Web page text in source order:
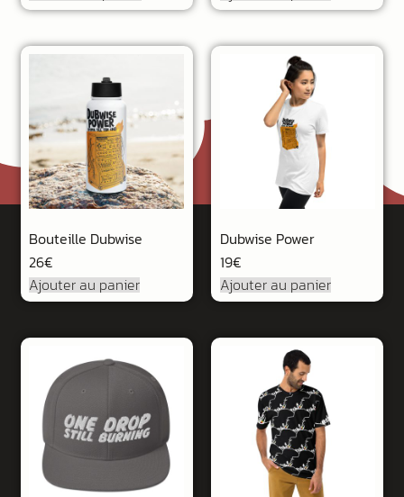
Bouteille Dubwise
26€
Ajouter au panier
Dubwise Power
19€
Ajouter au panier